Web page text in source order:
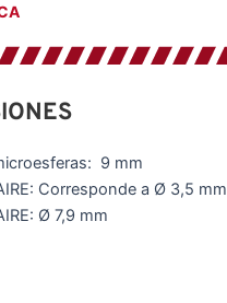
9 mm
Corresponde a Ø 3,5 mm
Ø 7,9 mm